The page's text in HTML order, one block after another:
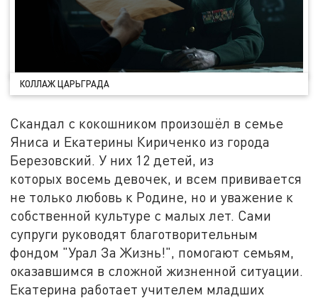
КОЛЛАЖ ЦАРЬГРАДА
Скандал с кокошником произошёл в семье
Яниса и Екатерины Кириченко из города
Березовский. У них 12 детей, из
которых восемь девочек, и всем прививается
не только любовь к Родине, но и уважение к
собственной культуре с малых лет. Сами
супруги руководят благотворительным
фондом "Урал За Жизнь!", помогают семьям,
оказавшимся в сложной жизненной ситуации.
Екатерина работает учителем младших